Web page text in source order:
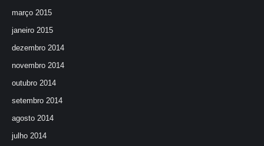
março 2015
janeiro 2015
dezembro 2014
novembro 2014
outubro 2014
setembro 2014
agosto 2014
julho 2014